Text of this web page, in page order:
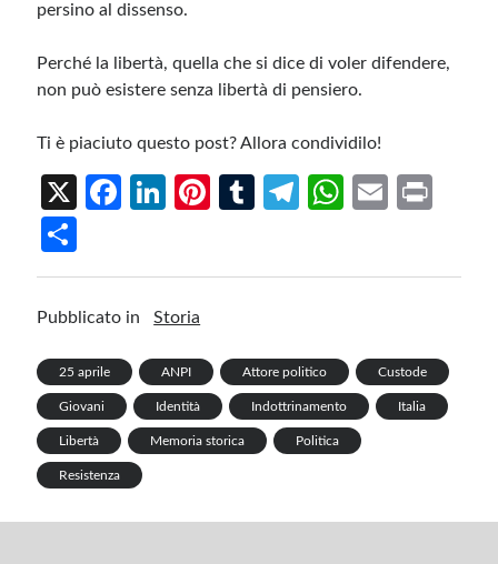
persino al dissenso.
Perché la libertà, quella che si dice di voler difendere,
non può esistere senza libertà di pensiero.
Ti è piaciuto questo post? Allora condividilo!
X
Fa
o
k
Li
n
Pi
T
Te
W
p
p
E
h
ar
Pubblicato in Storia
25 aprile ANPI Attore politico Custode
Giovani Identità Indottrinamento Italia
Libertà Memoria storica Politica
Resistenza